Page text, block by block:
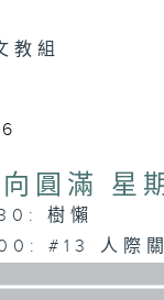
教組
圓滿 星
樹懶
#13 人際關